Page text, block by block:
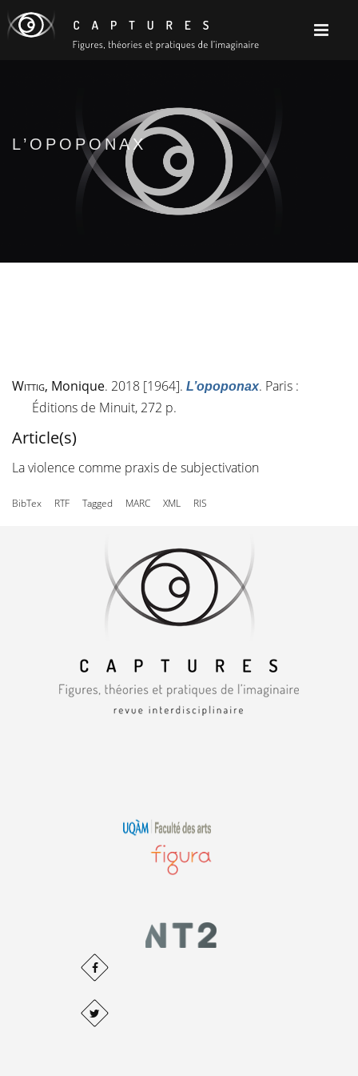
L’OPOPONAX
Wittig, Monique. 2018 [1964]. L’opoponax. Paris :
Éditions de Minuit, 272 p.
Article(s)
La violence comme praxis de subjectivation
BibTex RTF Tagged MARC XML RIS